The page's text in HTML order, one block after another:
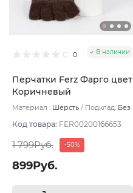
0 В наличии
Перчатки Ferz Фарго цвет
Коричневый
Материал : Шерсть Подклад: Без
Код товара: FER00200166653
1 799Руб. -50%
899Руб.